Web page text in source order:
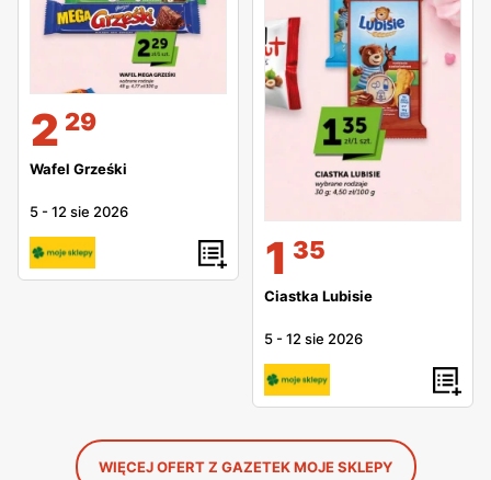
2 29
Wafel Grześki
5 -12 sie 2026
1 35
Ciastka Lubisie
5 -12 sie 2026
WIĘCEJ OFERT Z GAZETEK MOJE SKLEPY